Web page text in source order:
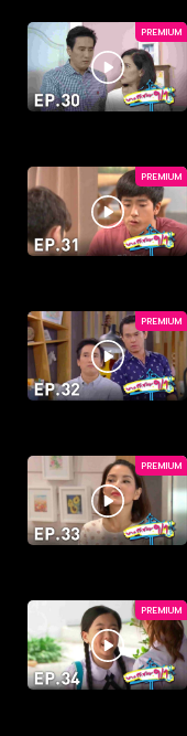
PREMIUM
PREMIUM
PREMIUM
PREMIUM
PREMIUM